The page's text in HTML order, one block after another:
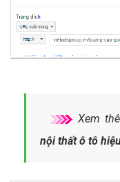
Xem
nội thất ô tô